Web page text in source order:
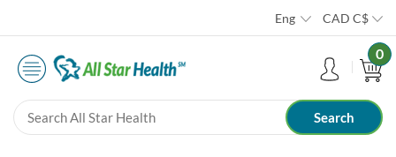
Eng CAD C$
0